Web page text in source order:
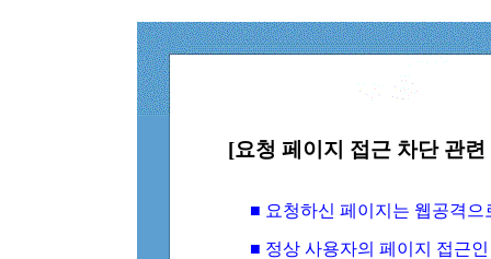
[요청 페이지 접근 차단 관
■ 요청하신 페이지는 웹공격
■ 정상 사용자의 페이지 접근